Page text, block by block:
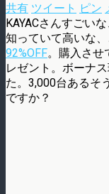
共有 ツイート ピン
KAYACさんすごい
知っていて高いな
92%OFF。購入させ
レゼント。ボーナ
た。3,000台あるそ
ですか？